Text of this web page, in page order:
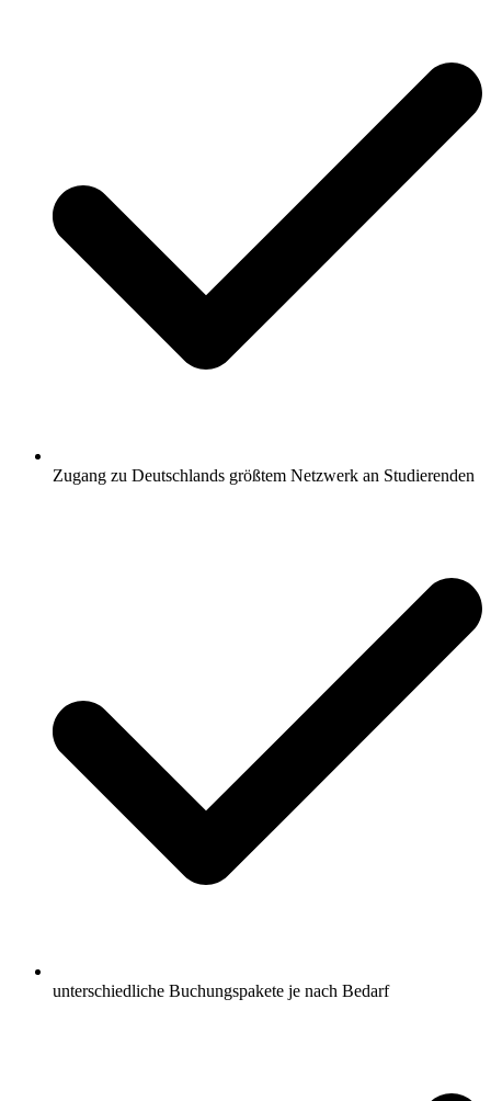
Zugang zu Deutschlands größtem Netzwerk an Studierenden
unterschiedliche Buchungspakete je nach Bedarf